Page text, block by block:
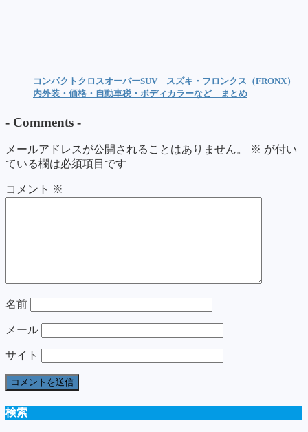
コンパクトクロスオーバーSUV スズキ・フロンクス（FRONX）
内外装・価格・自動車税・ボディカラーなど まとめ
- Comments -
メールアドレスが公開されることはありません。 ※ が付い
ている欄は必須項目です
コメント ※
名前
メール
サイト
検索